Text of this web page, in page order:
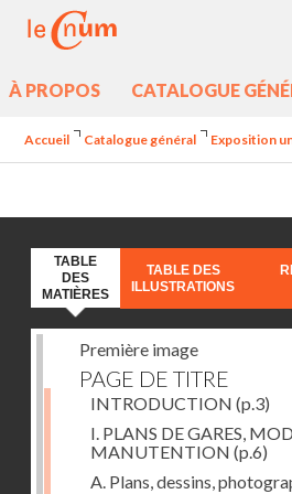
À PROPOS CATALOGUE
Accueil Catalogue général Exposition
TABLE
DES
MATIÈRES
TABLE DES
ILLUSTRATIONS
Première image
PAGE DE TITRE
INTRODUCTION (p.3)
I. PLANS DE GARES,
MANUTENTION (p.6)
A. Plans, dessins,